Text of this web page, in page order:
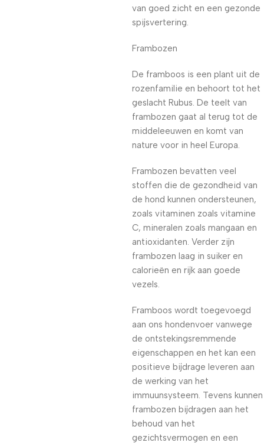
van goed zicht en een gezonde
spijsvertering.
Frambozen
De framboos is een plant uit de
rozenfamilie en behoort tot het
geslacht Rubus. De teelt van
frambozen gaat al terug tot de
middeleeuwen en komt van
nature voor in heel Europa.
Frambozen bevatten veel
stoffen die de gezondheid van
de hond kunnen ondersteunen,
zoals vitaminen zoals vitamine
C, mineralen zoals mangaan en
antioxidanten. Verder zijn
frambozen laag in suiker en
calorieën en rijk aan goede
vezels.
Framboos wordt toegevoegd
aan ons hondenvoer vanwege
de ontstekingsremmende
eigenschappen en het kan een
positieve bijdrage leveren aan
de werking van het
immuunsysteem. Tevens kunnen
frambozen bijdragen aan het
behoud van het
gezichtsvermogen en een